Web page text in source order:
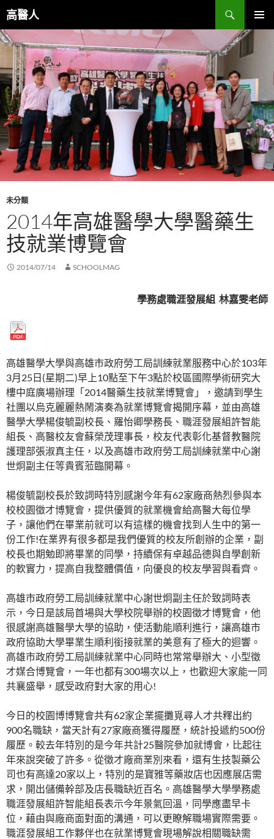
至
主
要
內
容
高醫人
搜
尋
主要選單
未分類
2014年高雄醫學大學醫藥生
技就業博覽會
2014/07/14 SCHOOLMAG
學務處職涯發展組 林嘉雯老師
高雄醫學大學與高雄市政府勞工局訓練就業服務中心於103年
3月25日(星期二)早上10點至下午3點於校區國際學術研究大
樓中庭廣場辦理「2014醫藥生技就業博覽會」，邀請到學生
社團以烏克麗麗熱鬧演奏為就業博覽會揭開序幕，並由高雄
醫學大學楊俊毓副校長、羅怡卿學務長、職涯發展組許智能
組長、高醫校友會蘇榮茂理事長，校友代表彰化基督教醫院
護理部張淑真主任，以及高雄市政府勞工局訓練就業中心謝
世炯副主任等貴賓蒞臨開幕。
楊俊毓副校長於致詞時特別感謝今年有62家廠商熱烈參與本
校校園徵才博覽會，提供優質的就業機會給高醫大每位學
子，讓他們在畢業前就可以有這樣的機會找到人生中的第一
份工作!在業界有很多都是我們優質的校友所創辦的企業，副
校長也期勉即將畢業的同學，持續保有卓越品德與自學創新
的軟實力，提高自我整體價值，向優良的校友學習與看齊。
高雄市政府勞工局訓練就業中心謝世炯副主任於致詞時表
示，今日是該局首場與大學校院舉辦的校園徵才博覽會，他
很感謝高雄醫學大學的協助，使活動能順利進行，讓高雄市
政府協助大學畢業生順利銜接就業的美意有了極大的迴響。
高雄市政府勞工局訓練就業中心同時也常常舉辦大、小型徵
才媒合博覽會，一年也都有300場次以上，也歡迎大家能一同
共襄盛舉，感受政府對大家的用心!
今日的校園博博覽會共有62家企業擺攤覓尋人才共釋出約
900名職缺，當天計有27家廠商獲得履歷，統計投遞約500份
履歷。較去年特別的是今年共計25醫院參加就博會，比起往
年來說突破了許多。從徵才廠商業別來看，還有生技製藥公
司也有高達20家以上，特別的是寶雅等藥妝店也因應展店需
求，開出儲備幹部及店長職缺近百名。高雄醫學大學學務處
職涯發展組許智能組長表示今年景氣回溫，同學應盡早卡
位，藉由與廠商面對面的溝通，可以更瞭解職場實際需要。
職涯發展組工作夥伴也在就業博覽會現場解說相關職缺需